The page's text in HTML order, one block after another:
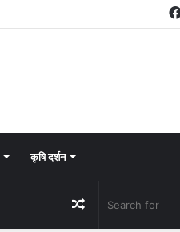
कृषि दर्शन
Random